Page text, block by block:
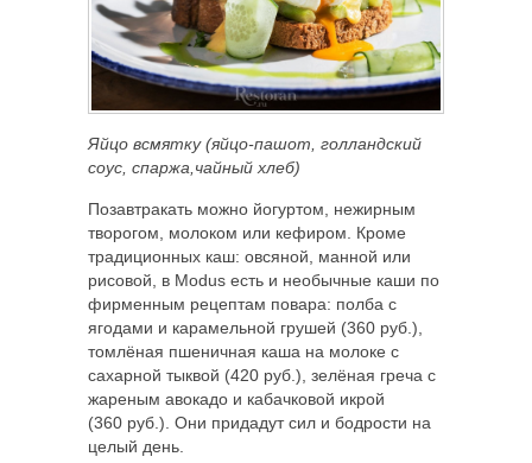
Яйцо всмятку (яйцо-пашот, голландский
соус, спаржа,чайный хлеб)
Позавтракать можно йогуртом, нежирным
творогом, молоком или кефиром. Кроме
традиционных каш: овсяной, манной или
рисовой, в Modus есть и необычные каши по
фирменным рецептам повара: полба с
ягодами и карамельной грушей (360 руб.),
томлёная пшеничная каша на молоке с
сахарной тыквой (420 руб.), зелёная греча с
жареным авокадо и кабачковой икрой
(360 руб.). Они придадут сил и бодрости на
целый день.